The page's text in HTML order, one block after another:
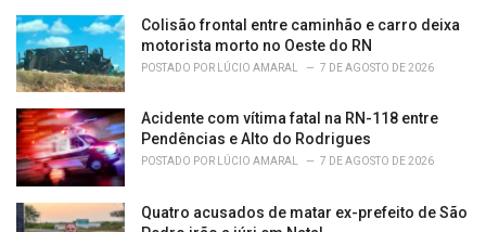
Colisão frontal entre caminhão e carro deixa
motorista morto no Oeste do RN
POSTADO POR LÚCIO AMARAL 7 DE AGOSTO DE 2026
Acidente com vítima fatal na RN-118 entre
Pendências e Alto do Rodrigues
POSTADO POR LÚCIO AMARAL 7 DE AGOSTO DE 2026
Quatro acusados de matar ex-prefeito de São